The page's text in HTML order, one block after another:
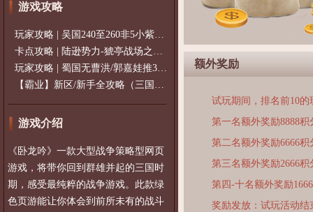
游戏攻略
玩家攻略 | 吴国240至260非5小紫过策免
卡点攻略 | 陆逊势力-猇亭战场之陆逊
玩家攻略 | 蜀国无曹洪/郭嘉娃推375级，
【霸业】新区/新手全攻略（三国通用）2
游戏介绍
《卧龙吟》一款大型战争策略型网页
游戏，将带你回到群雄并起的三国时
期，感受最纯粹的战争游戏。此款绿
色页游能让你体会到前所未有的战斗
额外奖励
试玩期间，排名前10
第一名额外奖励8888积
第二名额外奖励6666积
第三名额外奖励2666积
第四-十名额外奖励
奖励发放：试玩活动